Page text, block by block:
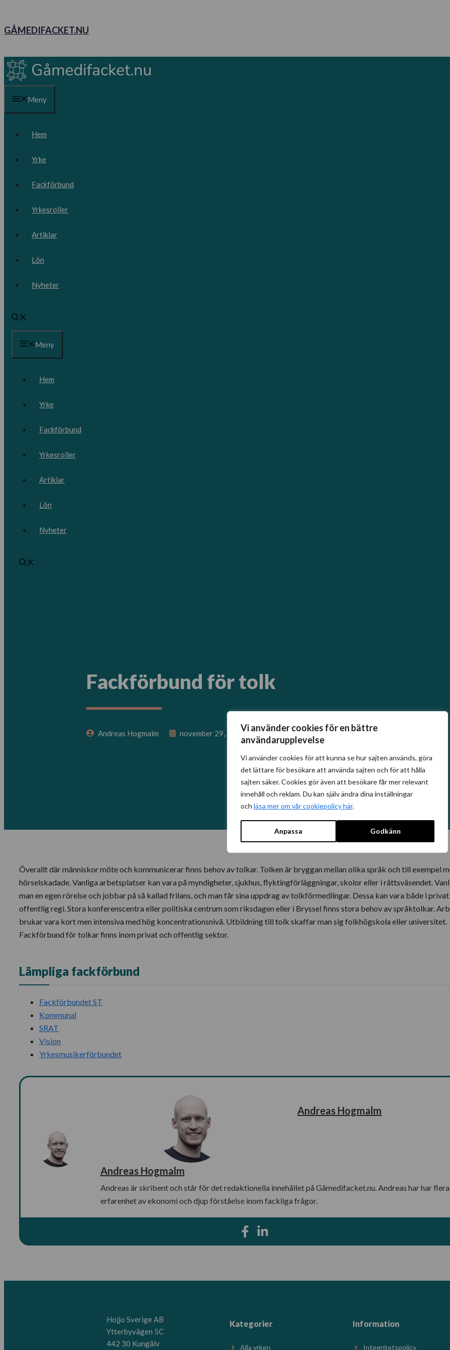
Vi använder cookies för en bättre
användarupplevelse
Vi använder cookies för att kunna se hur sajten används, göra
det lättare för besökare att använda sajten och för att hålla
sajten säker. Cookies gör även att besökare får mer relevant
innehåll och reklam. Du kan själv ändra dina inställningar
och läsa mer om vår cookiepolicy här.
Anpassa Godkänn
innehåll
GÅMEDIFACKET.NU
Meny
Hem
Yrke
Fackförbund
Yrkesroller
Artiklar
Lön
Nyheter
Meny
Hem
Yrke
Fackförbund
Yrkesroller
Artiklar
Lön
Nyheter
Fackförbund för tolk
Andreas Hogmalm november 29, 2024
Överallt där människor möte och kommunicerar finns behov av tolkar. Tolken är bryggan mellan olika språk och till exempel
hörselskadade. Vanliga arbetsplatser kan vara på myndigheter, sjukhus, flyktingförläggningar, skolor eller i rättsväsendet.
man en egen rörelse och jobbar på så kallad frilans, och man får sina uppdrag av tolkförmedlingar. Dessa kan vara både i privat
offentlig regi. Stora konferenscentra eller politiska centrum som riksdagen eller i Bryssel finns stora behov av språktolkar.
brukar vara kort men intensiva med hög koncentrationsnivå. Utbildning till tolk skaffar man sig folkhögskola eller universitet.
Fackförbund för tolkar finns inom privat och offentlig sektor.
Lämpliga fackförbund
Fackförbundet ST
Kommunal
SRAT
Vision
Yrkesmusikerförbundet
Andreas Hogmalm
Andreas Hogmalm
Andreas är skribent och står för det redaktionella innehållet på Gåmedifacket.nu. Andreas har har flera
erfarenhet av ekonomi och djup förståelse inom fackliga frågor.
Hojjo Sverige AB
Ytterbyvägen 5C
442 30 Kungälv
Kategorier
Alla yrken
Information
Integritetspolicy